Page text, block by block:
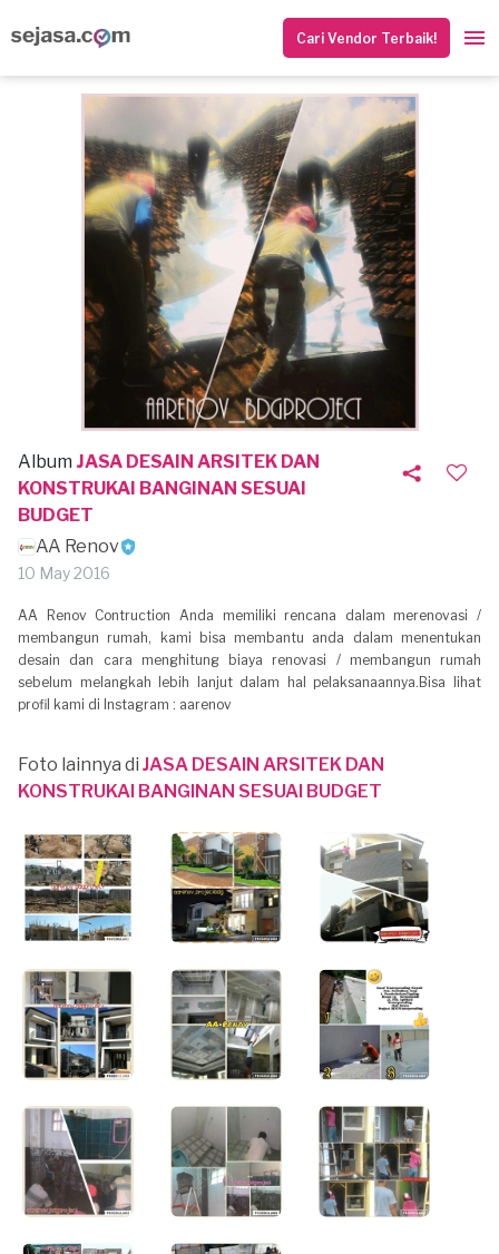
Cari Vendor Terbaik!
Album JASA DESAIN ARSITEK DAN
KONSTRUKAI BANGINAN SESUAI
BUDGET
AA Renov
10 May 2016
AA Renov Contruction Anda memiliki rencana dalam merenovasi /
membangun rumah, kami bisa membantu anda dalam menentukan
desain dan cara menghitung biaya renovasi / membangun rumah
sebelum melangkah lebih lanjut dalam hal pelaksanaannya.Bisa lihat
profil kami di Instagram : aarenov
Foto lainnya di JASA DESAIN ARSITEK DAN
KONSTRUKAI BANGINAN SESUAI BUDGET